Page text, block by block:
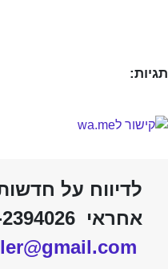
תגיות:
לדיווח על